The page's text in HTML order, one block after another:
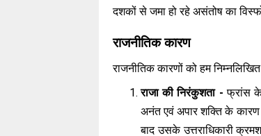
दशकों से जमा हो रहे असंतोष का
राजनीतिक कारण
राजनीतिक कारणों को हम
राजा की निरंकुशता - फ्रांस के
अनंत एवं अपार शक्ति के कारण
बाद उसके उत्तराधिकारी